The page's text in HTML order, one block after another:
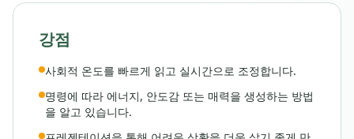
강점
사회적 온도를 빠르게 읽고 실시간으로 조정합니다.
명령에 따라 에너지, 안도감 또는 매력을 생성하는 방법
을 알고 있습니다.